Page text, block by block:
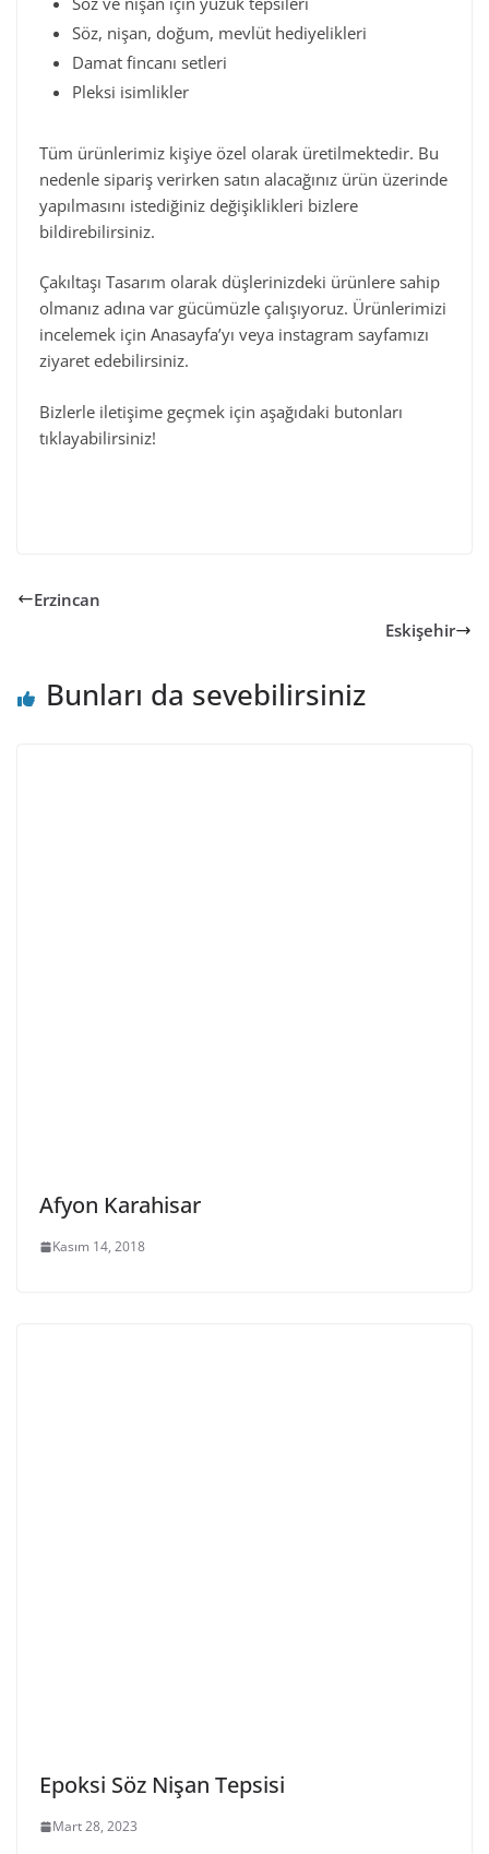
Söz, nişan, doğum, mevlüt hediyelikleri
Damat fincanı setleri
Pleksi isimlikler
Tüm ürünlerimiz kişiye özel olarak üretilmektedir. Bu
nedenle sipariş verirken satın alacağınız ürün üzerinde
yapılmasını istediğiniz değişiklikleri bizlere
bildirebilirsiniz.
Çakıltaşı Tasarım olarak düşlerinizdeki ürünlere sahip
olmanız adına var gücümüzle çalışıyoruz. Ürünlerimizi
incelemek için Anasayfa’yı veya instagram sayfamızı
ziyaret edebilirsiniz.
Bizlerle iletişime geçmek için aşağıdaki butonları
tıklayabilirsiniz!
Erzincan
Eskişehir
Bunları da sevebilirsiniz
Afyon Karahisar
Kasım 14, 2018
Epoksi Söz Nişan Tepsisi
Mart 28, 2023